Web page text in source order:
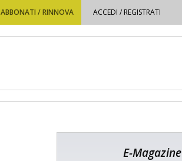
ABBONATI / RINNOVA ACCEDI / REGISTRATI
E-Magazine